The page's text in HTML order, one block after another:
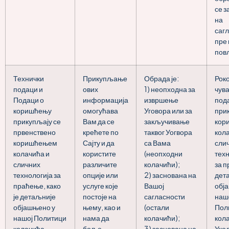
се
на
пре
Технички
подаци и
Подаци о
коришћењу
прикупљају се
првенствено
коришћењем
колачића и
сличних
технологија за
праћење, како
је детаљније
објашњено у
нашој Политици
Прикупљање
ових
информација
омогућава
Вам да се
крећете по
Сајту и да
користите
различите
опције или
услуге које
постоје на
њему, као и
нама да
Обрада је:
1) неопходна за
извршење
Уговора или за
закључивање
таквог Уогвора
са Вама
(неопходни
колачићи);
2) заснована на
Вашој
сагласности
(остали
колачићи);
за